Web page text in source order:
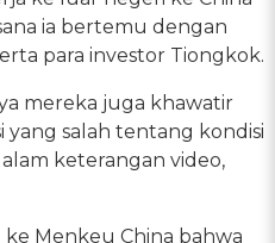
ia bertemu dengan
para investor Tiongkok.
mereka juga khawatir
salah tentang kondisi
keterangan video,
Menkeu China bahwa